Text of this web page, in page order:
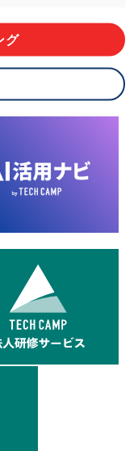
うかは任意による
利用について
ント・プラットフォ
覧機歴及びその分
と結びつけた上
グ